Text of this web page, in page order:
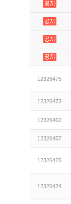
12326475
12326473
12326462
12326457
12326425
12326424